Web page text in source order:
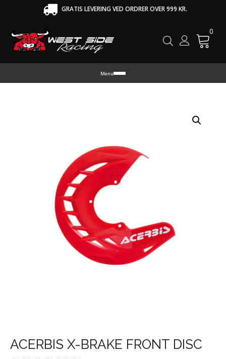
GRATIS LEVERING VED ORDRER OVER 999 KR.
0
Menu
ACERBIS X-BRAKE FRONT DISC